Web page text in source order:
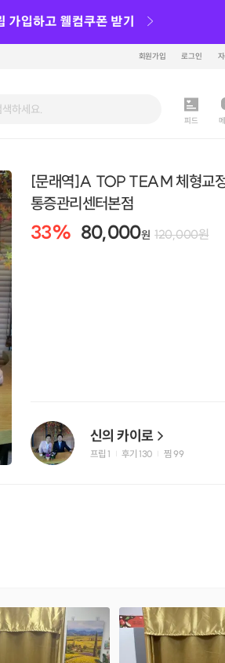
회원가입 로그인
피드
[문래역]A TOP TEAM 체형교
통증관리센터본점
33% 80,000원 120,000원
신의 카이로
프립 1 후기 130 찜 99